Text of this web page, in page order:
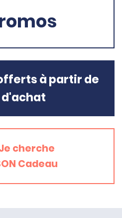
à partir de
cherche
Cadeau